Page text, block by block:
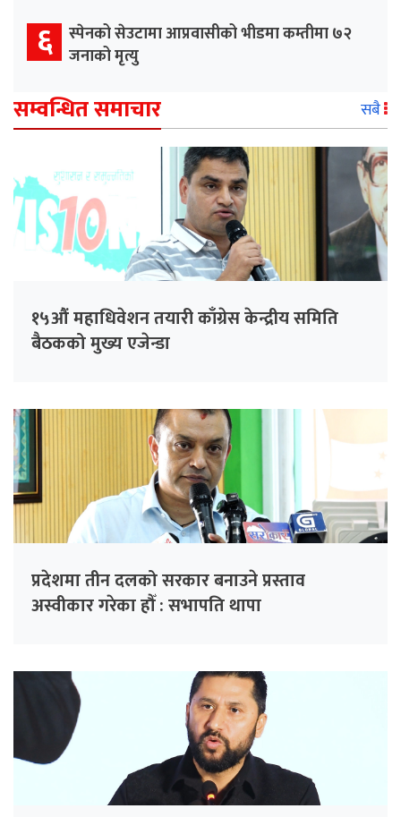
६ स्पेनको सेउटामा आप्रवासीको भीडमा कम्तीमा ७२
जनाको मृत्यु
सम्वन्धित समाचार सबै
१५औं महाधिवेशन तयारी काँग्रेस केन्द्रीय समिति
बैठकको मुख्य एजेन्डा
प्रदेशमा तीन दलको सरकार बनाउने प्रस्ताव
अस्वीकार गरेका हौँ : सभापति थापा